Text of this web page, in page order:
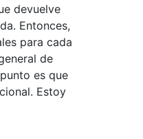
devuelve
Entonces,
para cada
de
es que
Estoy